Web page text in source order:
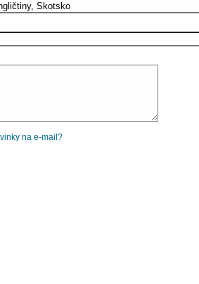
na e-mail?